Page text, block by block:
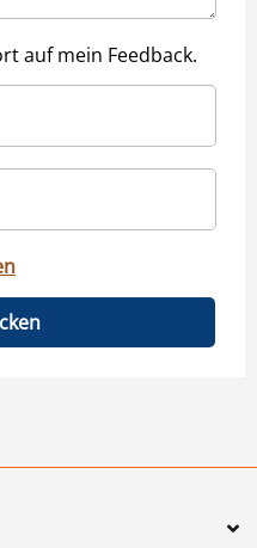
auf mein Feedback.